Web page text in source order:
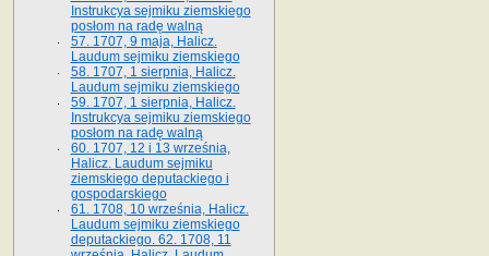
Instrukcya sejmiku ziemskiego
posłom na radę walną
57. 1707, 9 maja, Halicz.
Laudum sejmiku ziemskiego
58. 1707, 1 sierpnia, Halicz.
Laudum sejmiku ziemskiego
59. 1707, 1 sierpnia, Halicz.
Instrukcya sejmiku ziemskiego
posłom na radę walną
60. 1707, 12 i 13 września,
Halicz. Laudum sejmiku
ziemskiego deputackiego i
gospodarskiego
61. 1708, 10 września, Halicz.
Laudum sejmiku ziemskiego
deputackiego. 62. 1708, 11